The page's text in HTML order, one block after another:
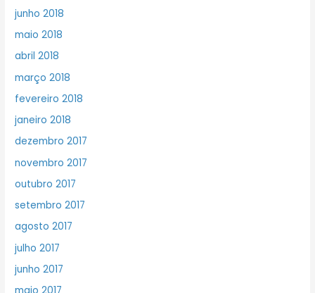
junho 2018
maio 2018
abril 2018
março 2018
fevereiro 2018
janeiro 2018
dezembro 2017
novembro 2017
outubro 2017
setembro 2017
agosto 2017
julho 2017
junho 2017